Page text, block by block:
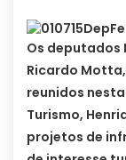
Os deputados
Ricardo Motta,
reunidos
Turismo,
projetos de